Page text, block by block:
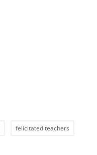
felicitated teachers